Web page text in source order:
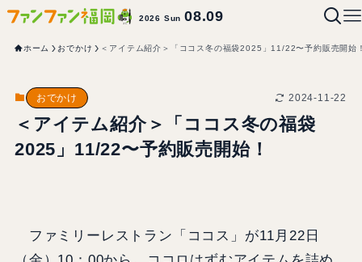
2026 Sun08.09
ホーム おでかけ ＜アイテム紹介＞「ココス冬の福袋2025」11/22〜予約販売開始
おでかけ 2024-11-22
＜アイテム紹介＞「ココス冬の福袋
2025」11/22〜予約販売開始！
ファミリーレストラン「ココス」が11月22日